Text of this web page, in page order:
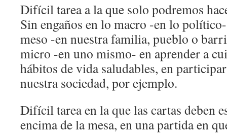
Difícil tarea a la que solo podremos
Sin engaños en lo macro -en lo
meso -en nuestra familia, pueblo o
micro -en uno mismo- en aprender a
hábitos de vida saludables, en
nuestra sociedad, por ejemplo.
Difícil tarea en la que las cartas deben
encima de la mesa, en una partida en